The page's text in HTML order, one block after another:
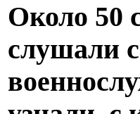
Около 50
слушали